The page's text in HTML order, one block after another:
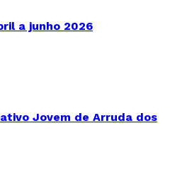
a junho 2026
Jovem de Arruda dos